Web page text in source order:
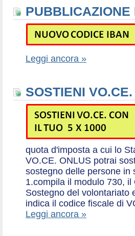
PUBBLICAZIONE
Leggi ancora »
SOSTIENI
quota d'imposta a cui lo
VO.CE. ONLUS potrai
sostegno delle persone in
1.compila il modulo 730,
Sostegno del
indica il codice fiscale di
Leggi ancora »